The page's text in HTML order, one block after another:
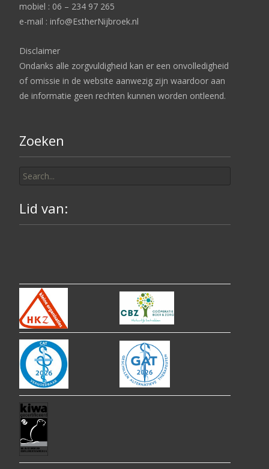
mobiel : 06 – 234 97 265
e-mail : info@EstherNijbroek.nl
Disclaimer
Ondanks alle zorgvuldigheid kan er een onvolledigheid
of omissie in de website aanwezig zijn waardoor aan
de informatie geen rechten kunnen worden ontleend.
Zoeken
for:
Lid van: